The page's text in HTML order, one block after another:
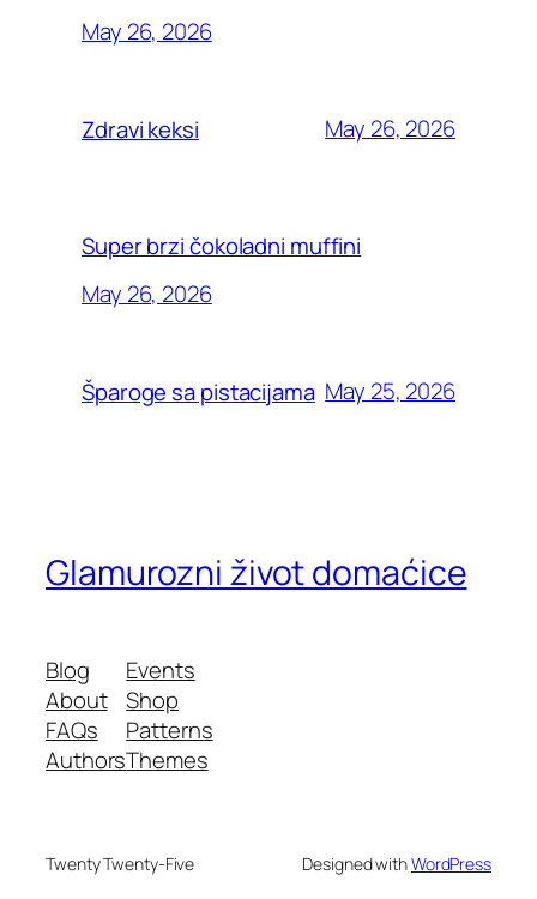
May 26, 2026
Zdravi keksi May 26, 2026
Super brzi čokoladni muffini
May 26, 2026
Šparoge sa pistacijama May 25, 2026
Glamurozni život domaćice
Blog
About
FAQs
Authors
Events
Shop
Patterns
Themes
Twenty Twenty-Five Designed withWordPress